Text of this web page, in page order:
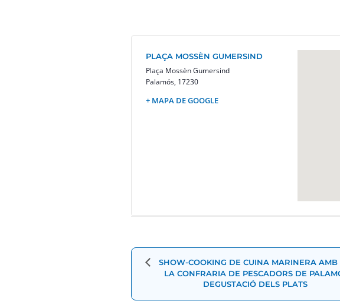
PLAÇA MOSSÈN GUMERSIND
Plaça Mossèn Gumersind
Palamós, 17230
+ MAPA DE GOOGLE
Navegació
d'Esdeveniment
SHOW-COOKING DE CUINA MARINERA AMB
LA CONFRARIA DE PESCADORS DE
DEGUSTACIÓ DELS PLATS